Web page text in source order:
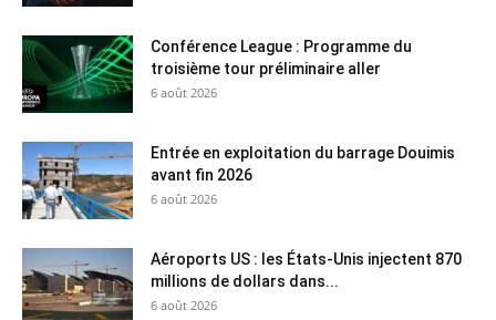
Conférence League : Programme du
troisième tour préliminaire aller
6 août 2026
Entrée en exploitation du barrage Douimis
avant fin 2026
6 août 2026
Aéroports US : les États-Unis injectent 870
millions de dollars dans...
6 août 2026